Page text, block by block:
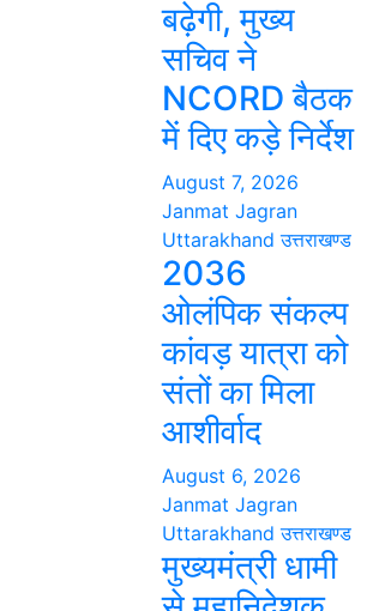
बढ़ेगी, मुख्य
सचिव ने
NCORD बैठक
में दिए कड़े निर्देश
August 7, 2026
Janmat Jagran
Uttarakhand उत्तराखण्ड
2036
ओलंपिक संकल्प
कांवड़ यात्रा को
संतों का मिला
आशीर्वाद
August 6, 2026
Janmat Jagran
Uttarakhand उत्तराखण्ड
मुख्यमंत्री धामी